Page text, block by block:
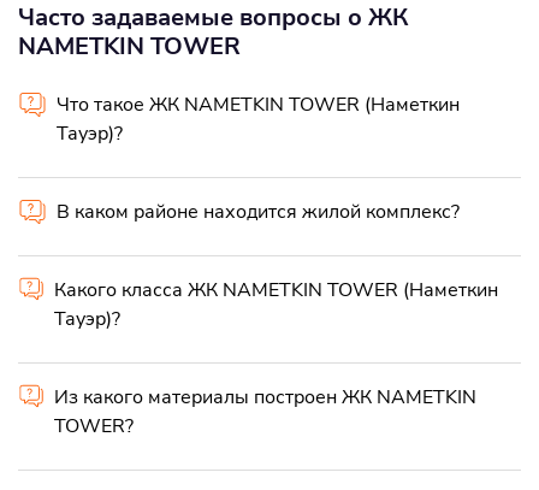
Часто задаваемые вопросы о ЖК
NAMETKIN TOWER
Что такое ЖК NAMETKIN TOWER (Наметкин
Тауэр)?
В каком районе находится жилой комплекс?
Какого класса ЖК NAMETKIN TOWER (Наметкин
Тауэр)?
Из какого материалы построен ЖК NAMETKIN
TOWER?